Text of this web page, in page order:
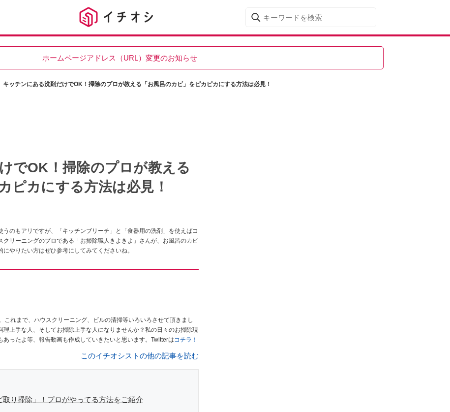
ホームページアドレス（URL）変更のお知らせ
キッチンにある洗剤だけでOK！掃除のプロが教える「お風呂のカビ」をピカピカにする方法は必見！
でOK！掃除のプロが教える
ピカにする方法は必見！
のもアリですが、「キッチンブリーチ」と「食器用の洗剤」を使えばコ
リーニングのプロである「お掃除職人きよきよ」さんが、お風呂のカビ
やりたい方はぜひ参考にしてみてくださいね。
れまで、ハウスクリーニング、ビルの清掃等いろいろさせて頂きまし
上手な人、そしてお掃除上手な人になりませんか？私の日々のお掃除現
ったよ等、報告動画も作成していきたいと思います。Twitterはコチラ！
このイチオシストの他の記事を読む
り掃除」！プロがやってる方法をご紹介